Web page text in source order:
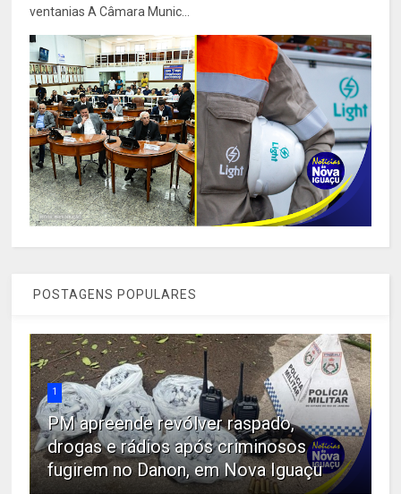
ventanias A Câmara Munic...
POSTAGENS POPULARES
1
PM apreende revólver raspado,
drogas e rádios após criminosos
fugirem no Danon, em Nova Iguaçu